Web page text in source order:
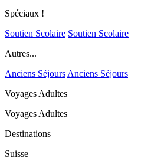
Spéciaux !
Soutien Scolaire Soutien Scolaire
Autres...
Anciens Séjours Anciens Séjours
Voyages Adultes
Voyages Adultes
Destinations
Suisse